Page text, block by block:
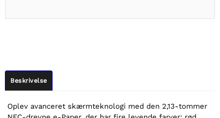
Beskrivelse
Oplev avanceret skærmteknologi med den 2,13-tommer